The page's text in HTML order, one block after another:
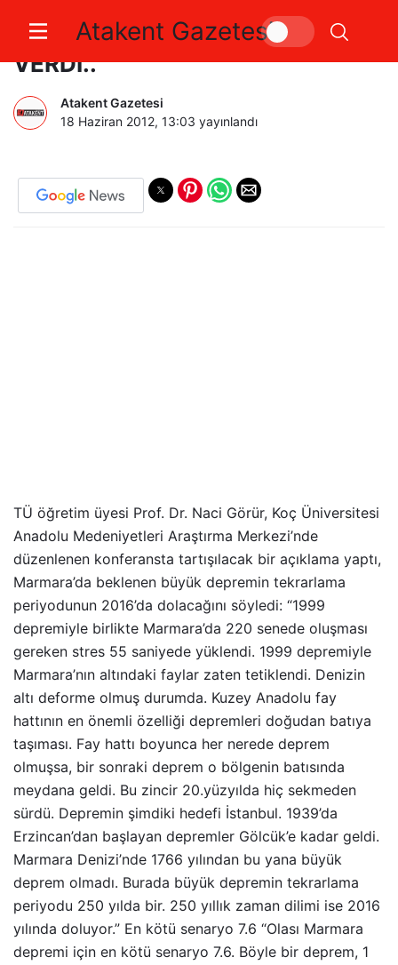
Atakent Gazetesi
PROF.DR.NACİ GÖRÜR TARİH
VERDİ..
Atakent Gazetesi
18 Haziran 2012, 13:03 yayınlandı
TÜ öğretim üyesi Prof. Dr. Naci Görür, Koç Üniversitesi
Anadolu Medeniyetleri Araştırma Merkezi’nde
düzenlenen konferansta tartışılacak bir açıklama yaptı,
Marmara’da beklenen büyük depremin tekrarlama
periyodunun 2016’da dolacağını söyledi: “1999
depremiyle birlikte Marmara’da 220 senede oluşması
gereken stres 55 saniyede yüklendi. 1999 depremiyle
Marmara’nın altındaki faylar zaten tetiklendi. Denizin
altı deforme olmuş durumda. Kuzey Anadolu fay
hattının en önemli özelliği depremleri doğudan batıya
taşıması. Fay hattı boyunca her nerede deprem
olmuşsa, bir sonraki deprem o bölgenin batısında
meydana geldi. Bu zincir 20.yüzyılda hiç sekmeden
sürdü. Depremin şimdiki hedefi İstanbul. 1939’da
Erzincan’dan başlayan depremler Gölcük’e kadar geldi.
Marmara Denizi’nde 1766 yılından bu yana büyük
deprem olmadı. Burada büyük depremin tekrarlama
periyodu 250 yılda bir. 250 yıllık zaman dilimi ise 2016
yılında doluyor.” En kötü senaryo 7.6 “Olası Marmara
depremi için en kötü senaryo 7.6. Böyle bir deprem, 1